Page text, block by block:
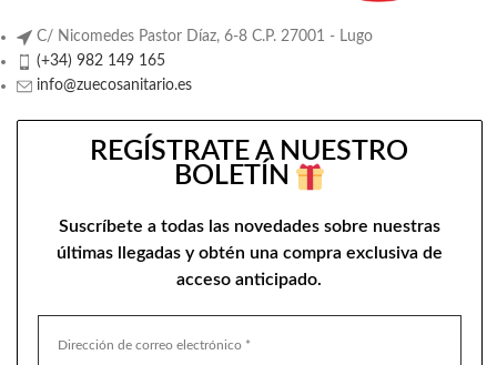
C/ Nicomedes Pastor Díaz, 6-8 C.P. 27001 - Lugo
(+34) 982 149 165
info@zuecosanitario.es
REGÍSTRATE A NUESTRO
BOLETÍN
Suscríbete a todas las novedades sobre nuestras
últimas llegadas y obtén una compra exclusiva de
acceso anticipado.